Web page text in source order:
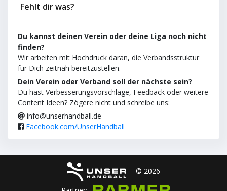
Fehlt dir was?
Du kannst deinen Verein oder deine Liga noch nicht
finden?
Wir arbeiten mit Hochdruck daran, die Verbandsstruktur
für Dich zeitnah bereitzustellen.
Dein Verein oder Verband soll der nächste sein?
Du hast Verbesserungsvorschläge, Feedback oder weitere
Content Ideen? Zögere nicht und schreibe uns:
info@unserhandball.de
Facebook.com/UnserHandball
© 2026